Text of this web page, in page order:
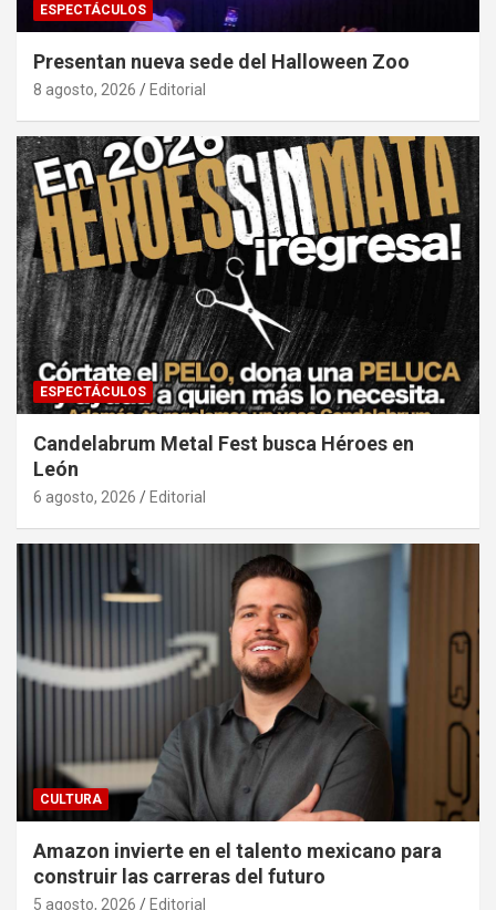
ESPECTÁCULOS
Presentan nueva sede del Halloween Zoo
8 agosto, 2026 Editorial
ESPECTÁCULOS
Candelabrum Metal Fest busca Héroes en
León
6 agosto, 2026 Editorial
CULTURA
Amazon invierte en el talento mexicano para
construir las carreras del futuro
5 agosto, 2026 Editorial